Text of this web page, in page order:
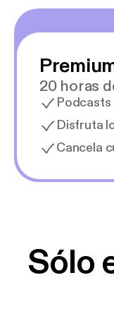
20 horas
Podcasts
Disfruta
Cancela
Sólo